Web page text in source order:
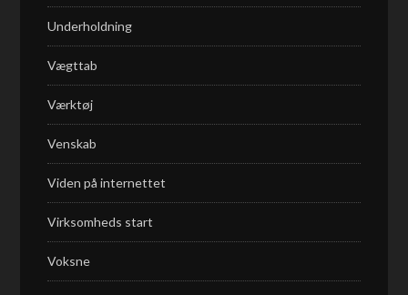
Underholdning
Vægttab
Værktøj
Venskab
Viden på internettet
Virksomheds start
Voksne